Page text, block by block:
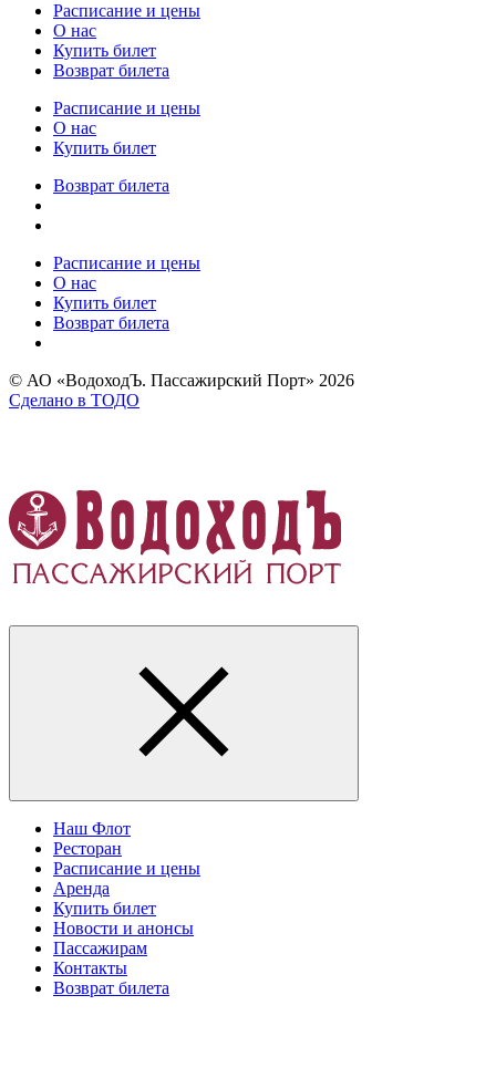
Расписание и цены
О нас
Купить билет
Возврат билета
Расписание и цены
О нас
Купить билет
Возврат билета
Расписание и цены
О нас
Купить билет
Возврат билета
© АО «ВодоходЪ. Пассажирский Порт» 2026
Сделано в ТОДО
Наш Флот
Ресторан
Расписание и цены
Аренда
Купить билет
Новости и анонсы
Пассажирам
Контакты
Возврат билета